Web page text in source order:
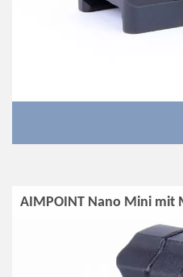
AIMPOINT Nano Mini mit